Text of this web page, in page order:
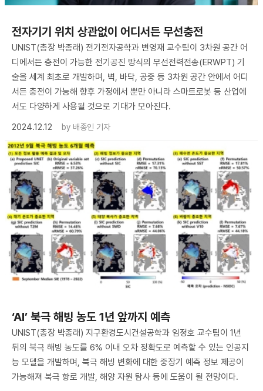
전자기기 위치 상관없이 어디서든 무선충전
UNIST(총장 박종래) 전기전자공학과 변영재 교수팀이 3차원 공간 어
디에서든 충전이 가능한 전기공진 방식의 무선전력전송(ERWPT) 기
술을 세계 최초로 개발하며, 벽, 바닥, 공중 등 3차원 공간 안에서 어디
서든 충전이 가능해 향후 가정에서 뿐만 아니라 스마트로봇 등 산업에
서도 다양하게 사용될 것으로 기대가 모아진다.
2024.12.12
by 배종인 기자
‘AI’ 북극 해빙 농도 1년 앞까지 예측
UNIST(총장 박종래) 지구환경도시건설공학과 임정호 교수팀이 1년
뒤의 북극 해빙 농도를 6% 이내 오차 정확도로 예측할 수 있는 인공지
능 모델을 개발하며, 북극 해빙 변화에 대한 중장기 예측 정보 제공이
가능해져 북극 항로 개발, 해양 자원 탐사 등에 도움이 될 전망이다.